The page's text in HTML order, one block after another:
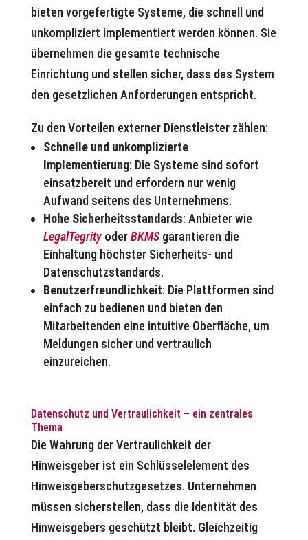
bieten vorgefertigte Systeme, die schnell und
unkompliziert implementiert werden können. Sie
übernehmen die gesamte technische
Einrichtung und stellen sicher, dass das System
den gesetzlichen Anforderungen entspricht.
Zu den Vorteilen externer Dienstleister zählen:
Schnelle und unkomplizierte
Implementierung: Die Systeme sind sofort
einsatzbereit und erfordern nur wenig
Aufwand seitens des Unternehmens.
Hohe Sicherheitsstandards: Anbieter wie
LegalTegrityoderBKMSgarantieren die
Einhaltung höchster Sicherheits- und
Datenschutzstandards.
Benutzerfreundlichkeit: Die Plattformen sind
einfach zu bedienen und bieten den
Mitarbeitenden eine intuitive Oberfläche, um
Meldungen sicher und vertraulich
einzureichen.
Datenschutz und Vertraulichkeit – ein zentrales
Thema
Die Wahrung der Vertraulichkeit der
Hinweisgeber ist ein Schlüsselelement des
Hinweisgeberschutzgesetzes. Unternehmen
müssen sicherstellen, dass die Identität des
Hinweisgebers geschützt bleibt. Gleichzeitig